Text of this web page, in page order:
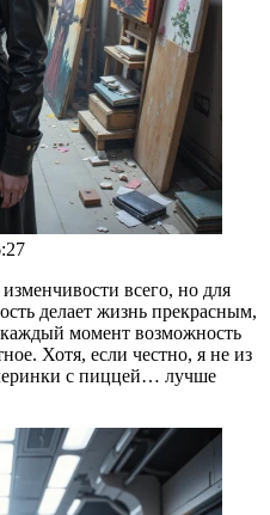
всего, но для
делает жизнь прекрасным,
момент возможность
Хотя, если честно, я не из
с пиццей… лучше